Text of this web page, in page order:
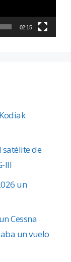
02:15
de
III
un
Cessna
un vuelo